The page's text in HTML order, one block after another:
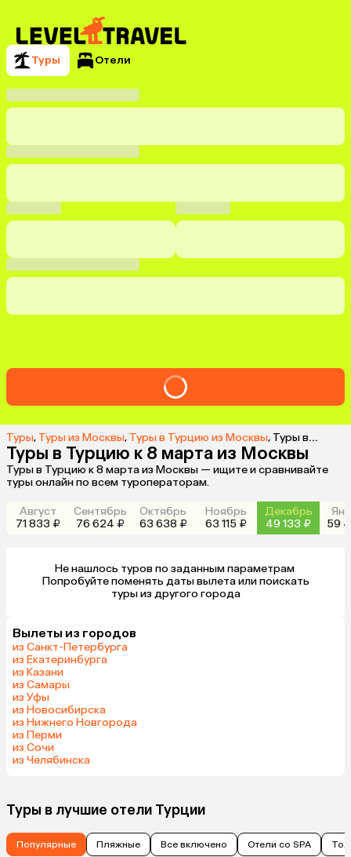
Туры Отели
Туры, Туры из Москвы, Туры в Турцию из Москвы, Туры в Турцию к 8 марта из Москвы
Туры в Турцию к 8 марта из Москвы
Туры в Турцию к 8 марта из Москвы — ищите и сравнивайте
туры онлайн по всем туроператорам.
Август
71 833 ₽
Сентябрь
76 624 ₽
Октябрь
63 638 ₽
Ноябрь
63 115 ₽
Декабрь
49 133 ₽
59
Не нашлось туров по заданным параметрам
туры из другого города
Вылеты из городов
из Санкт-Петербурга
из Екатеринбурга
из Казани
из Самары
из Уфы
из Новосибирска
из Нижнего Новгорода
из Перми
из Сочи
из Челябинска
Туры в лучшие отели Турции
Популярные Пляжные Все включено Отели со SPA